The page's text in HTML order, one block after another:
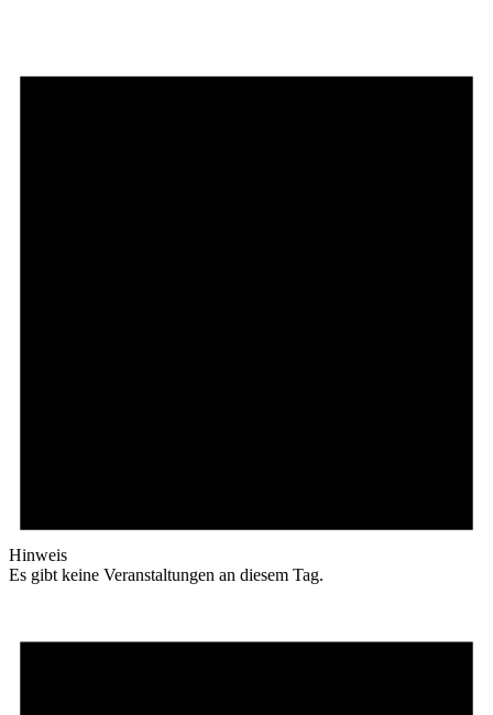
Hinweis
Es gibt keine Veranstaltungen an diesem Tag.